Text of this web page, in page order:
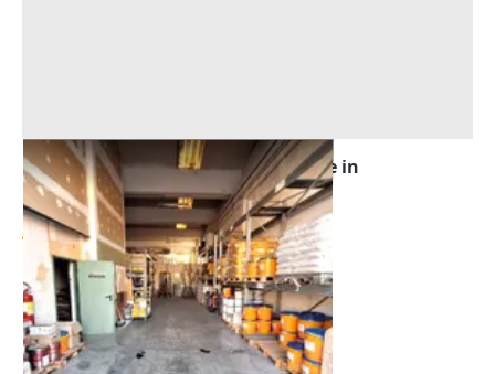
Asta Quota 1/2 di locale artigianale in
stabilimento
Urbania (Pesaro e Urbino)
Offerta minima
40.725 €
29/09/2026